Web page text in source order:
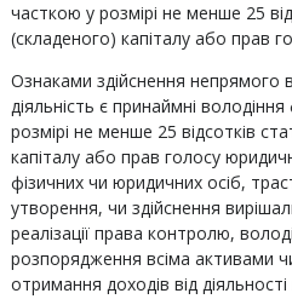
часткою у розмірі не менше 25
(складеного) капіталу або прав
Ознаками здійснення непрямого
діяльність є принаймні
розмірі не менше 25 відсотків
капіталу або прав голосу
фізичних чи юридичних осіб,
утворення, чи здійснення
реалізації права контролю,
розпорядження всіма активами
отримання доходів від